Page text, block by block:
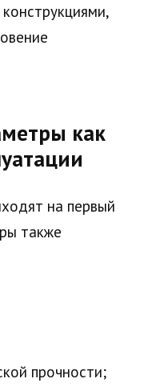
как
на первый
также
прочности;